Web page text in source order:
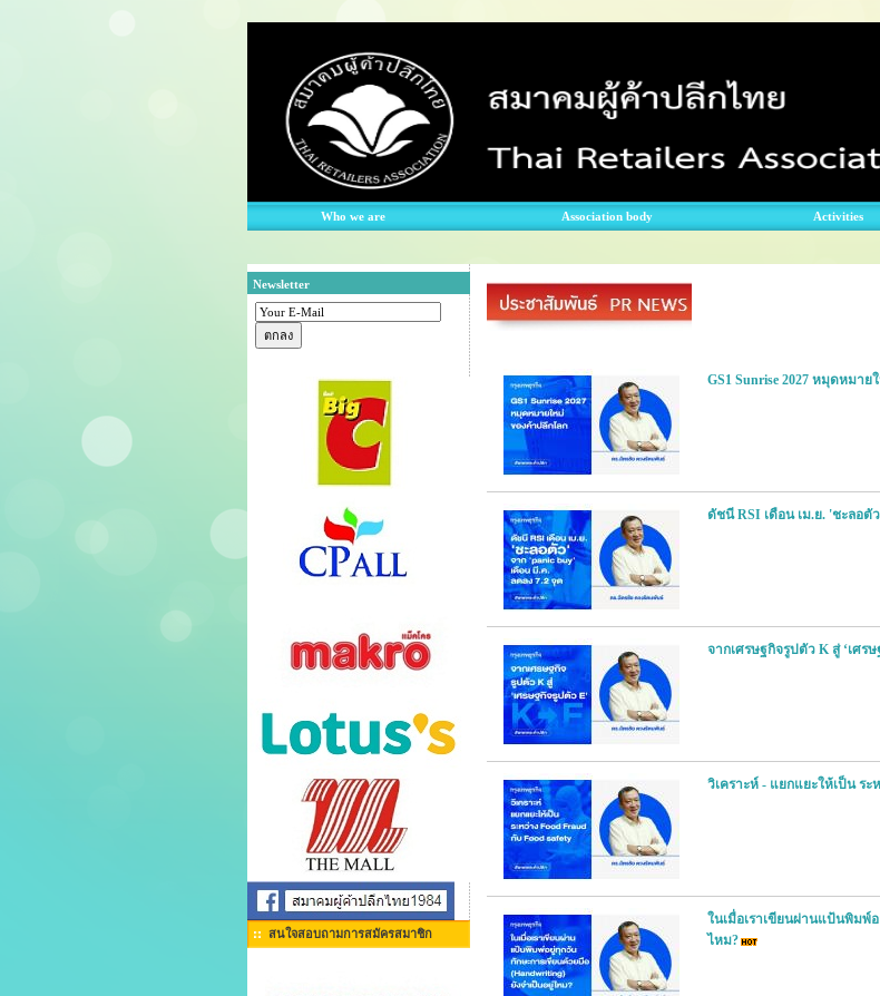
Who we are Association body Activities
Newsletter
สนใจสอบถามการสมัครสมาชิก
GS1 Sunrise 2027 หมุดหมา
ดัชนี RSI เดือน เม.ย. 'ชะลอตั
จากเศรษฐกิจรูปตัว K สู่ ‘เศรษ
วิเคราะห์ - แยกแยะให้เป็น ระ
ในเมื่อเราเขียนผ่านแป้นพิมพ์
ไหม?